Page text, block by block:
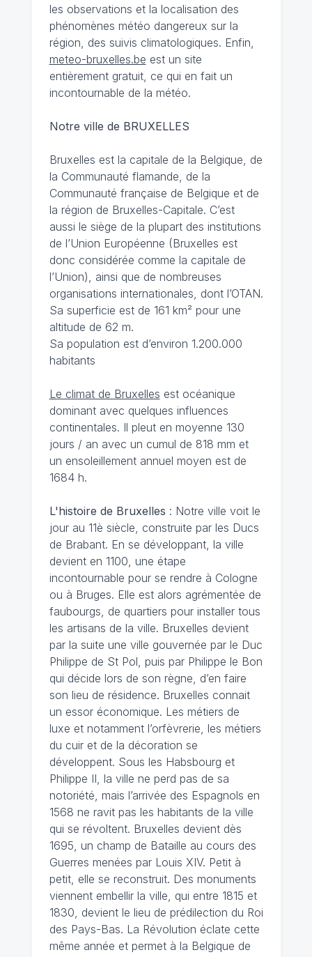
les observations et la localisation des
phénomènes météo dangereux sur la
région, des suivis climatologiques. Enfin,
meteo-bruxelles.be est un site
entièrement gratuit, ce qui en fait un
incontournable de la météo.
Notre ville de BRUXELLES
Bruxelles est la capitale de la Belgique, de
la Communauté flamande, de la
Communauté française de Belgique et de
la région de Bruxelles-Capitale. C’est
aussi le siège de la plupart des institutions
de l’Union Européenne (Bruxelles est
donc considérée comme la capitale de
l’Union), ainsi que de nombreuses
organisations internationales, dont l’OTAN.
Sa superficie est de 161 km² pour une
altitude de 62 m.
Sa population est d’environ 1.200.000
habitants
Le climat de Bruxelles est océanique
dominant avec quelques influences
continentales. Il pleut en moyenne 130
jours / an avec un cumul de 818 mm et
un ensoleillement annuel moyen est de
1684 h.
L'histoire de Bruxelles : Notre ville voit le
jour au 11è siècle, construite par les Ducs
de Brabant. En se développant, la ville
devient en 1100, une étape
incontournable pour se rendre à Cologne
ou à Bruges. Elle est alors agrémentée de
faubourgs, de quartiers pour installer tous
les artisans de la ville. Bruxelles devient
par la suite une ville gouvernée par le Duc
Philippe de St Pol, puis par Philippe le Bon
qui décide lors de son règne, d’en faire
son lieu de résidence. Bruxelles connait
un essor économique. Les métiers de
luxe et notamment l’orfèvrerie, les métiers
du cuir et de la décoration se
développent. Sous les Habsbourg et
Philippe II, la ville ne perd pas de sa
notoriété, mais l’arrivée des Espagnols en
1568 ne ravit pas les habitants de la ville
qui se révoltent. Bruxelles devient dès
1695, un champ de Bataille au cours des
Guerres menées par Louis XIV. Petit à
petit, elle se reconstruit. Des monuments
viennent embellir la ville, qui entre 1815 et
1830, devient le lieu de prédilection du Roi
des Pays-Bas. La Révolution éclate cette
même année et permet à la Belgique de